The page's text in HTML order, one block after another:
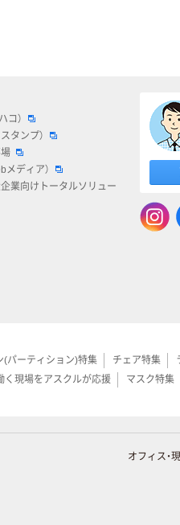
コ）
タンプ）
メディア）
業向けトータルソリュー
(パーティション)特集 チェア特集
く現場をアスクルが応援 マスク特集
オフィス・